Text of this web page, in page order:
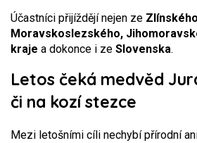
Účastníci přijíždějí nejen ze
Moravskoslezského,
kraje a dokonce i ze Slovenska.
Letos čeká medvěd
či na kozí stezce
Mezi letošními cíli nechybí přírodní